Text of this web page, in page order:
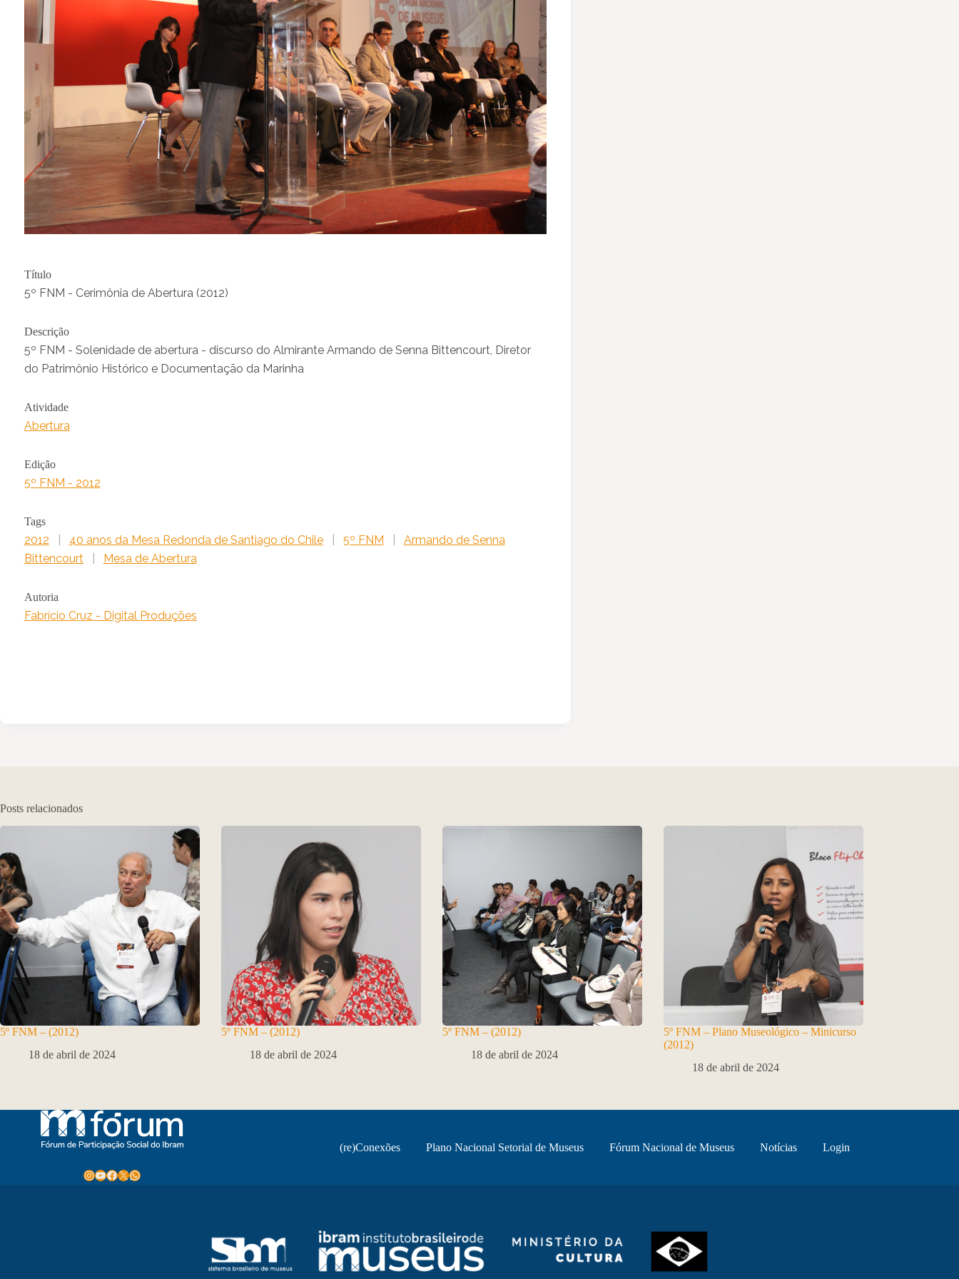
Título
5º FNM - Cerimônia de Abertura (2012)
Descrição
5º FNM - Solenidade de abertura - discurso do Almirante Armando de Senna Bittencourt, Diretor
do Patrimônio Histórico e Documentação da Marinha
Atividade
Abertura
Edição
5º FNM - 2012
Tags
2012 40 anos da Mesa Redonda de Santiago do Chile 5º FNM
Armando de Senna
Bittencourt
Mesa de Abertura
Autoria
Fabrício Cruz - Digital Produções
Posts relacionados
5º FNM – (2012)
18 de abril de 2024
5º FNM – (2012)
18 de abril de 2024
5º FNM – (2012)
18 de abril de 2024
5º FNM – Plano Museológico – Minicurso
(2012)
18 de abril de 2024
Instagram
Youtube
Facebook
X WhatsApp
(re)Conexões Plano Nacional Setorial de Museus Fórum Nacional de Museus Notícias Login